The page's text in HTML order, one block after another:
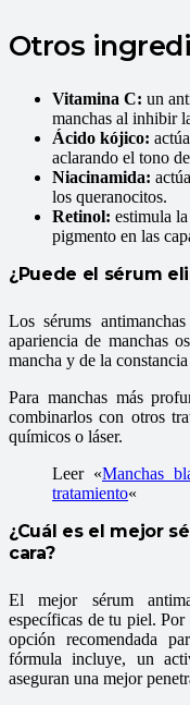
Otros
Vitamina C: un
manchas al inhibir
Ácido kójico:
aclarando el tono
Niacinamida:
los queranocitos.
Retinol: estimula
pigmento en las
¿Puede el sérum
Los sérums
apariencia de manchas
mancha y de la
Para manchas más
combinarlos con otros
químicos o láser.
Leer «Manchas
tratamiento«
¿Cuál es el mejor
cara?
El mejor sérum
específicas de tu piel. Por
opción recomendada
fórmula incluye, un
aseguran una mejor